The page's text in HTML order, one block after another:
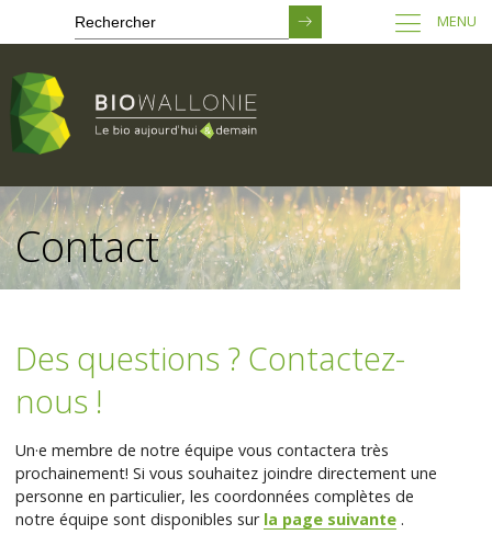
Passer
au
contenu
principal
MENU
Contact
Des questions ? Contactez-
nous !
Un·e membre de notre équipe vous contactera très
prochainement! Si vous souhaitez joindre directement une
personne en particulier, les coordonnées complètes de
notre équipe sont disponibles sur la page suivante .